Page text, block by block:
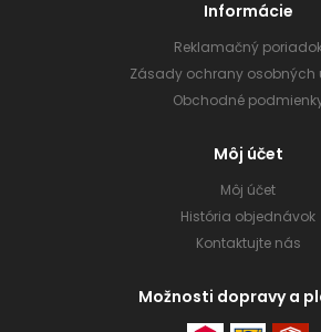
Informácie
Reklamačný
Zásady ochrany osobných
Obchodné
Môj účet
Môj účet
História objednávok
Kontaktujte nás
Možnosti dopravy a